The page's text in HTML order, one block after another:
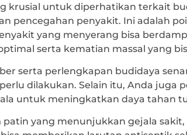
krusial untuk diperhatikan terkait
pencegahan penyakit. Ini adalah
yang menyerang bisa
serta kematian massal yang
serta perlengkapan budidaya
dilakukan. Selain itu, Anda juga
untuk meningkatkan daya tahan
patin yang menunjukkan gejala